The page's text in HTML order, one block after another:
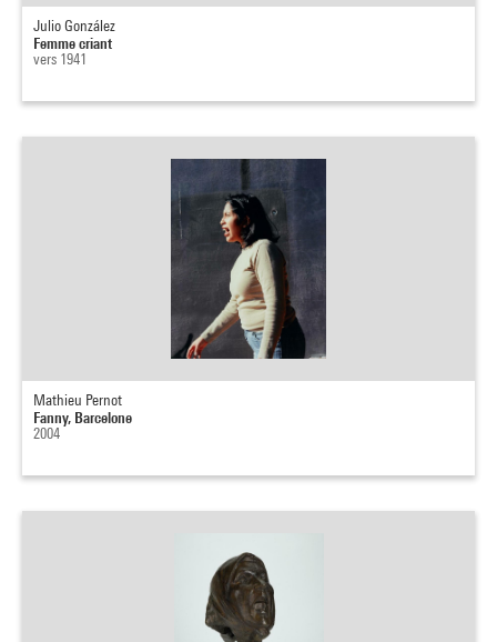
Julio González
Femme criant
vers 1941
Mathieu Pernot
Fanny, Barcelone
2004